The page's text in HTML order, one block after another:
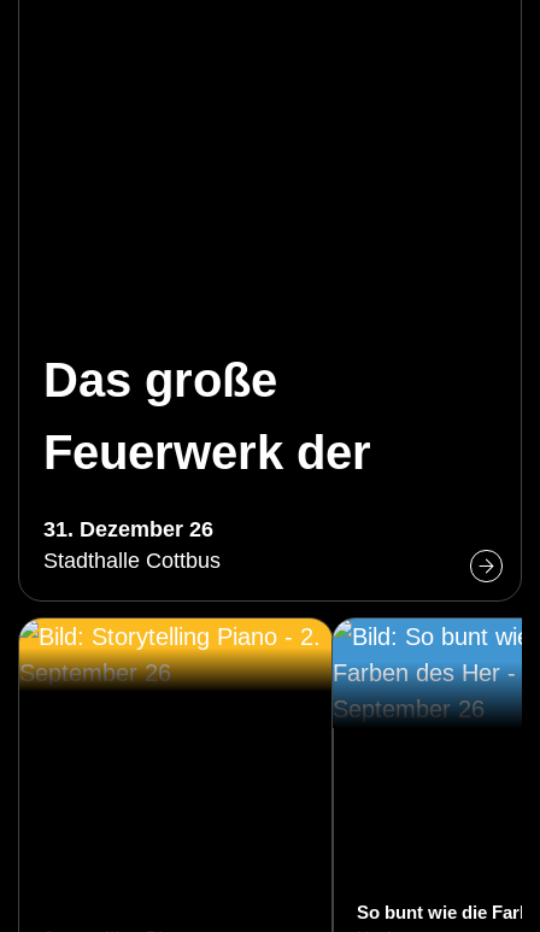
Das große
Feuerwerk der
Operette
31. Dezember 26
Stadthalle Cottbus
So bunt wie die